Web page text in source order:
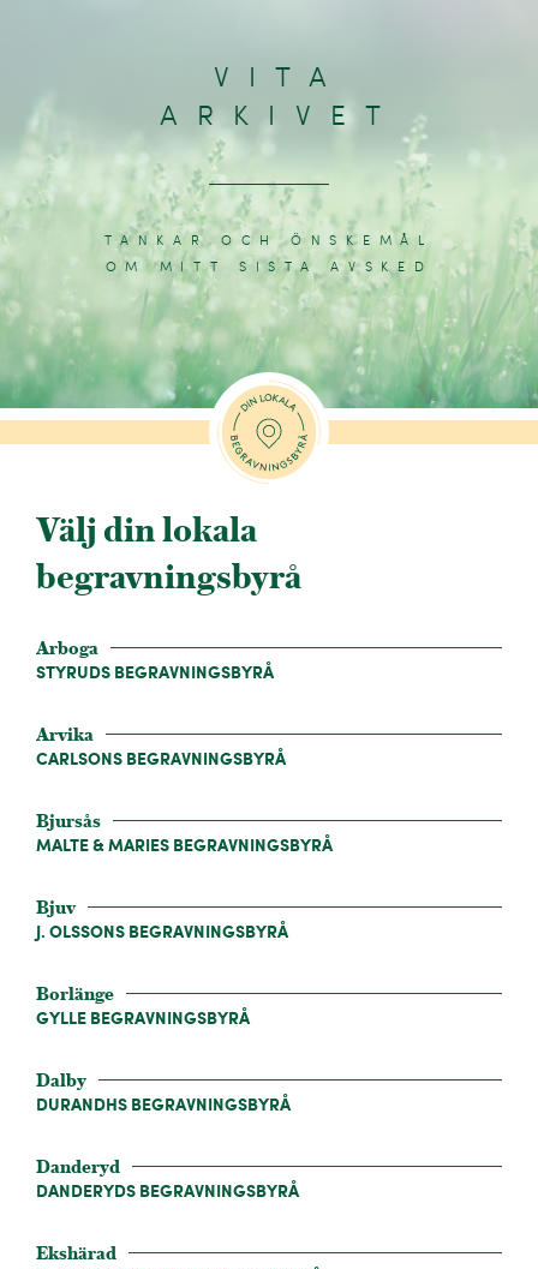
VITA
ARKIVET
TANKAR OCH ÖNSKEMÅL
OM MITT SISTA AVSKED
Välj din lokala
begravningsbyrå
Arboga
STYRUDS BEGRAVNINGSBYRÅ
Arvika
CARLSONS BEGRAVNINGSBYRÅ
Bjursås
MALTE & MARIES BEGRAVNINGSBYRÅ
Bjuv
J. OLSSONS BEGRAVNINGSBYRÅ
Borlänge
GYLLE BEGRAVNINGSBYRÅ
Dalby
DURANDHS BEGRAVNINGSBYRÅ
Danderyd
DANDERYDS BEGRAVNINGSBYRÅ
Ekshärad